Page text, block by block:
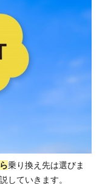
乗り換え先は選びま
していきます。